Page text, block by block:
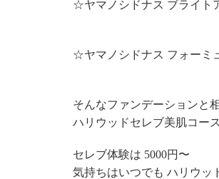
☆ヤマノシドナス ブライト
☆ヤマノシドナス フォーミ
そんなファンデーションと
ハリウッドセレブ美肌コー
セレブ体験は 5000円〜
気持ちはいつでも ハリウッ